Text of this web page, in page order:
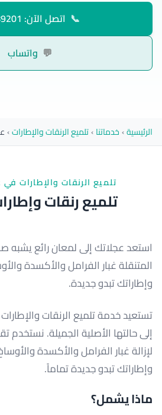
📞 اتصل الآن: 65089201
💬 واتساب
الرئيسية›خدماتنا›تلميع الرنقات والإطارات›
تلميع الرنقات والإطارات في
تلميع رنقات
استعد عجلاتك إلى لمعان رائع يشبه
المتنقلة غبار الفرامل والأكسدة
وإطاراتك تبدو جديدة.
تستعيد خدمة تلميع الرنقات
إلى حالتها الأصلية الجميلة. نستخدم
لإزالة غبار الفرامل والأكسدة
وإطاراتك تبدو جديدة تماماً.
ماذا يشمل؟